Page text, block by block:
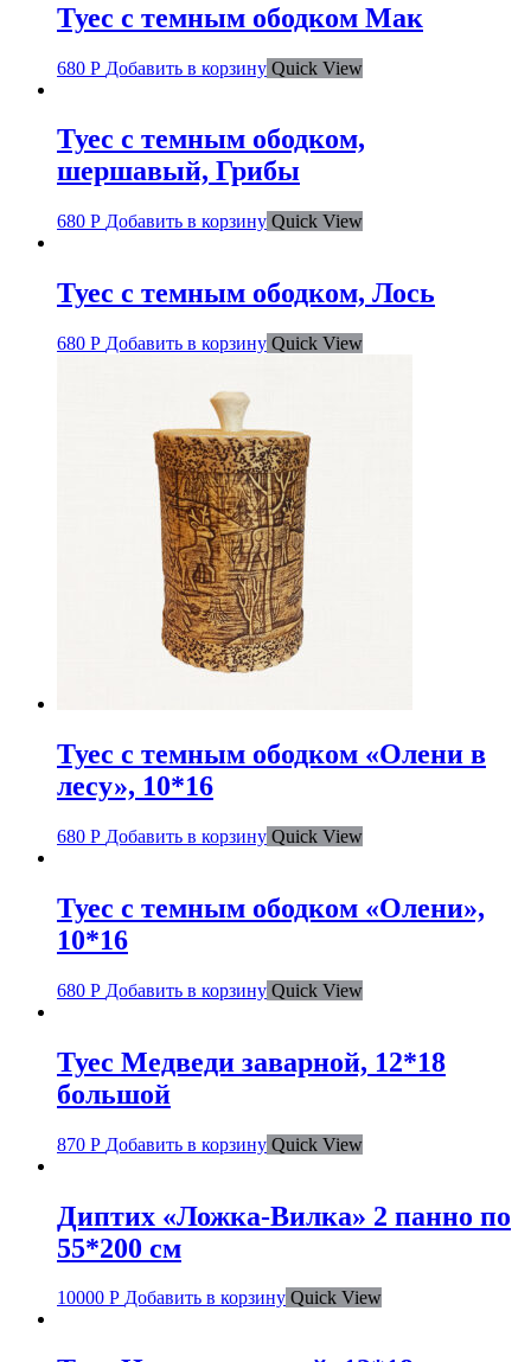
Туес с темным ободком Мак
680 Р Добавить в корзину Quick View
Туес с темным ободком,
шершавый, Грибы
680 Р Добавить в корзину Quick View
Туес с темным ободком, Лось
680 Р Добавить в корзину Quick View
Туес с темным ободком «Олени в
лесу», 10*16
680 Р Добавить в корзину Quick View
Туес с темным ободком «Олени»,
10*16
680 Р Добавить в корзину Quick View
Туес Медведи заварной, 12*18
большой
870 Р Добавить в корзину Quick View
Диптих «Ложка-Вилка» 2 панно по
55*200 см
10000 Р Добавить в корзину Quick View